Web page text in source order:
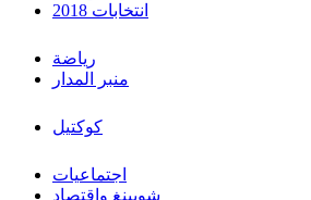
انتخابات 2018
رياضة
منبر المدار
كوكتيل
اجتماعيات
شوبينغ واقتصاد